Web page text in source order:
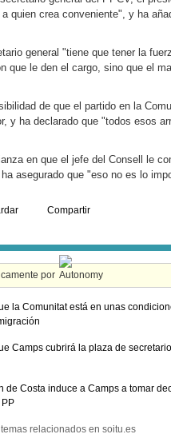
quien crea conveniente", y ha
general "tiene que tener la
que le den el cargo, sino que el
de que el partido en la
y ha declarado que "todos esos
en que el jefe del Consell le
asegurado que "eso no es lo
Compartir
por
la Comunitat está en unas
Camps cubrirá la plaza de
de Costa induce a Camps a tomar
temas relacionados en soitu.es